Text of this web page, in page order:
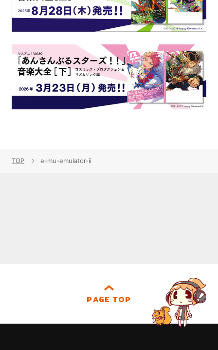
TOP e-mu-emulator-ii
PAGE TOP